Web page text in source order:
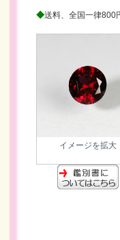
◆送料、全国一律800
イメージを拡大